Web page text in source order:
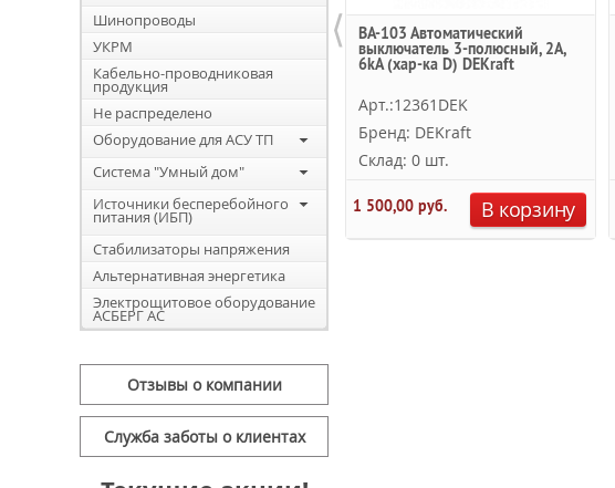
Шинопроводы
УКРМ
Кабельно-проводниковая
продукция
Не распределено
Оборудование для АСУ ТП
Система "Умный дом"
Источники бесперебойного
питания (ИБП)
Стабилизаторы напряжения
Альтернативная энергетика
Электрощитовое оборудование
АСБЕРГ АС
Отзывы о компании
Служба заботы о клиентах
ВА-103 Автоматический
выключатель 3-полюсный, 2А,
6kA (хар-ка D) DEKraft
Арт.:12361DEK
Бренд: DEKraft
Склад: 0 шт.
1 500,00 руб. В корзину
⟨